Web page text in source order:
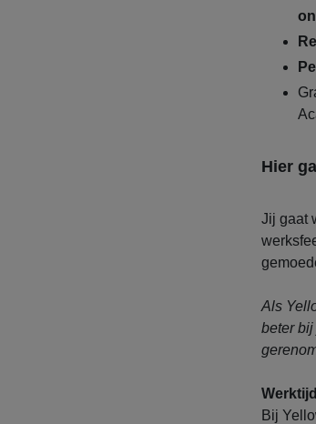
Hier
Jij gaat
Als
beter
Bij